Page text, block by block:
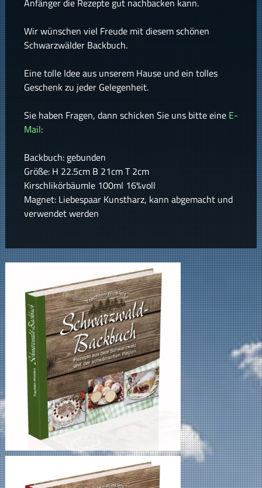
Anfänger die Rezepte gut nachbacken kann.
Wir wünschen viel Freude mit diesem schönen
Schwarzwälder Backbuch.
Eine tolle Idee aus unserem Hause und ein tolles
Geschenk zu jeder Gelegenheit.
Sie haben Fragen, dann schicken Sie uns bitte eine E-
Mail:
Backbuch: gebunden
Größe: H 22.5cm B 21cm T 2cm
Kirschlikörbäumle 100ml 16%voll
Magnet: Liebespaar Kunstharz, kann abgemacht und
verwendet werden